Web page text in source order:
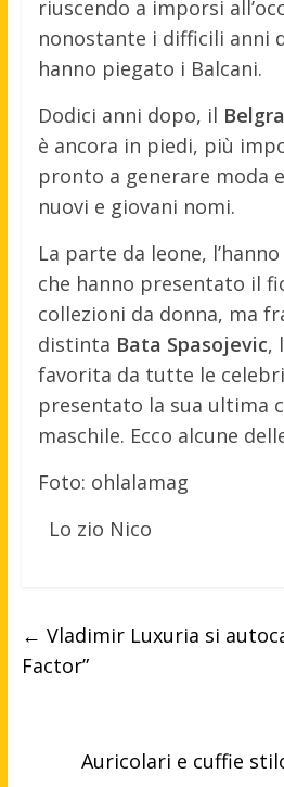
riuscendo a imporsi
nonostante i difficili anni
hanno piegato i Balcani.
Dodici anni dopo, il
è ancora in piedi, più
pronto a generare moda
nuovi e giovani nomi.
La parte da leone,
che hanno presentato il
collezioni da donna, ma
distinta Bata Spasojevic,
favorita da tutte le
presentato la sua ultima
maschile. Ecco alcune
Foto: ohlalamag
Lo zio Nico
← Vladimir Luxuria si
Factor”
Auricolari e cuffie